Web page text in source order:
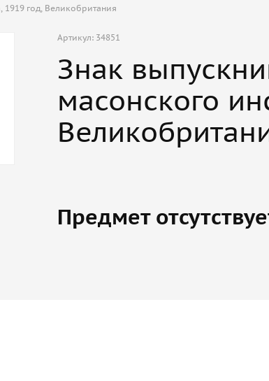
1919 год, Великобритания
Артикул: 34851
Знак
масонского
Предмет